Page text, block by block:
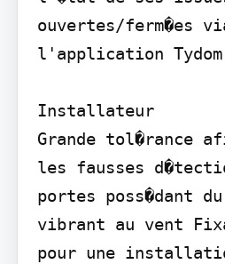
ouvertes/ferm�es
l'application Tydom
Installateur
Grande tol�rance
les fausses
portes poss�dant
vibrant au vent
pour une